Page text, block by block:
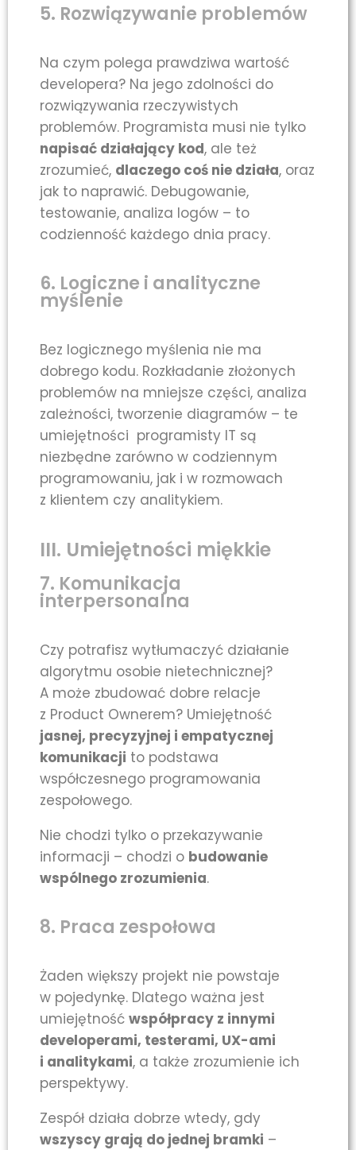
5. Rozwiązywanie problemów
Na czym polega prawdziwa wartość
developera? Na jego zdolności do
rozwiązywania rzeczywistych
problemów. Programista musi nie tylko
napisać działający kod, ale też
zrozumieć, dlaczego coś nie działa, oraz
jak to naprawić. Debugowanie,
testowanie, analiza logów – to
codzienność każdego dnia pracy.
6. Logiczne i analityczne
myślenie
Bez logicznego myślenia nie ma
dobrego kodu. Rozkładanie złożonych
problemów na mniejsze części, analiza
zależności, tworzenie diagramów – te
umiejętności programisty IT są
niezbędne zarówno w codziennym
programowaniu, jak i w rozmowach
z klientem czy analitykiem.
III. Umiejętności miękkie
7. Komunikacja
interpersonalna
Czy potrafisz wytłumaczyć działanie
algorytmu osobie nietechnicznej?
A może zbudować dobre relacje
z Product Ownerem? Umiejętność
jasnej, precyzyjnej i empatycznej
komunikacji to podstawa
współczesnego programowania
zespołowego.
Nie chodzi tylko o przekazywanie
informacji – chodzi o budowanie
wspólnego zrozumienia.
8. Praca zespołowa
Żaden większy projekt nie powstaje
w pojedynkę. Dlatego ważna jest
umiejętność współpracy z innymi
developerami, testerami, UX-ami
i analitykami, a także zrozumienie ich
perspektywy.
Zespół działa dobrze wtedy, gdy
wszyscy grają do jednej bramki –